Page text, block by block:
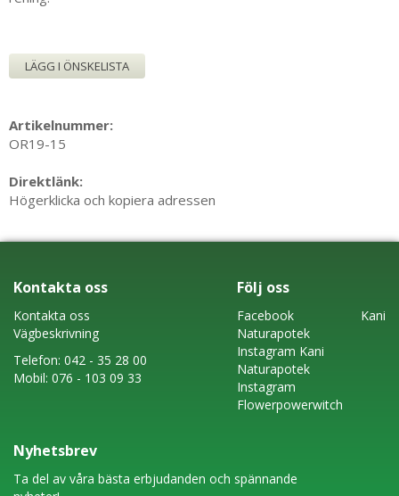
LÄGG I ÖNSKELISTA
Artikelnummer:
OR19-15
Direktlänk:
Högerklicka och kopiera adressen
Kontakta oss
Kontakta oss
Vägbeskrivning
Telefon: 042 - 35 28 00
Mobil: 076 - 103 09 33
Följ oss
FacebookKani
Naturapotek
Instagram Kani
Naturapotek
Instagram
Flowerpowerwitch
Nyhetsbrev
Ta del av våra bästa erbjudanden och spännande